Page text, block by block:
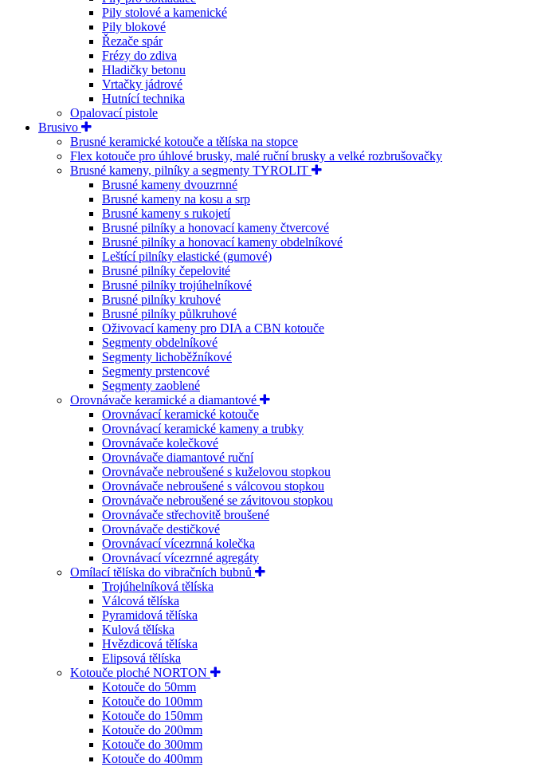
Pily stolové a kamenické
Pily blokové
Řezače spár
Frézy do zdiva
Hladičky betonu
Vrtačky jádrové
Hutnící technika
Opalovací pistole
Brusivo
Brusné keramické kotouče a tělíska na stopce
Flex kotouče pro úhlové brusky, malé ruční brusky a velké rozbrušovačky
Brusné kameny, pilníky a segmenty TYROLIT
Brusné kameny dvouzrnné
Brusné kameny na kosu a srp
Brusné kameny s rukojetí
Brusné pilníky a honovací kameny čtvercové
Brusné pilníky a honovací kameny obdelníkové
Leštící pilníky elastické (gumové)
Brusné pilníky čepelovité
Brusné pilníky trojúhelníkové
Brusné pilníky kruhové
Brusné pilníky půlkruhové
Oživovací kameny pro DIA a CBN kotouče
Segmenty obdelníkové
Segmenty lichoběžníkové
Segmenty prstencové
Segmenty zaoblené
Orovnávače keramické a diamantové
Orovnávací keramické kotouče
Orovnávací keramické kameny a trubky
Orovnávače kolečkové
Orovnávače diamantové ruční
Orovnávače nebroušené s kuželovou stopkou
Orovnávače nebroušené s válcovou stopkou
Orovnávače nebroušené se závitovou stopkou
Orovnávače střechovitě broušené
Orovnávače destičkové
Orovnávací vícezrnná kolečka
Orovnávací vícezrnné agregáty
Omílací tělíska do vibračních bubnů
Trojúhelníková tělíska
Válcová tělíska
Pyramidová tělíska
Kulová tělíska
Hvězdicová tělíska
Elipsová tělíska
Kotouče ploché NORTON
Kotouče do 50mm
Kotouče do 100mm
Kotouče do 150mm
Kotouče do 200mm
Kotouče do 300mm
Kotouče do 400mm